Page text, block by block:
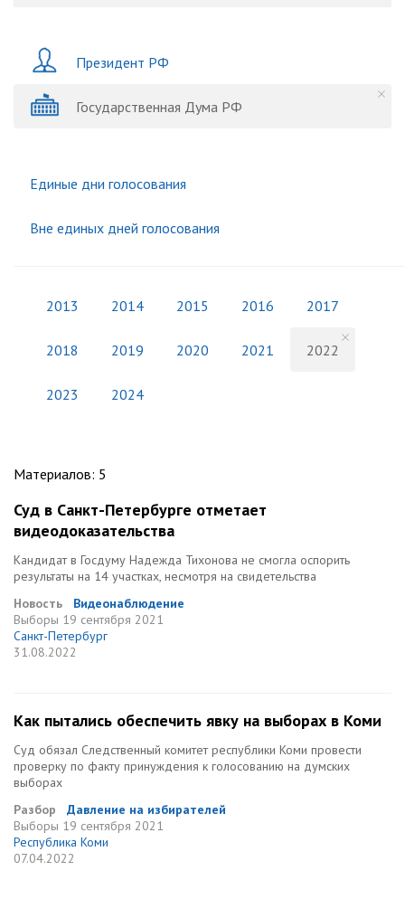
Президент РФ
Государственная Дума РФ
Единые дни голосования
Вне единых дней голосования
2013 2014 2015 2016 2017
2018 2019 2020 2021 2022
2023 2024
Материалов: 5
Суд в Санкт-Петербурге отметает
видеодоказательства
Кандидат в Госдуму Надежда Тихонова не смогла оспорить
результаты на 14 участках, несмотря на свидетельства
Новость
Видеонаблюдение
Выборы 19 сентября 2021
Санкт-Петербург
31.08.2022
Как пытались обеспечить явку на выборах в Коми
Суд обязал Следственный комитет республики Коми провести
проверку по факту принуждения к голосованию на думских
выборах
Разбор
Давление на избирателей
Выборы 19 сентября 2021
Республика Коми
07.04.2022